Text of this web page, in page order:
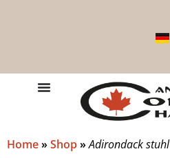
Home»Shop»Adirondack stuhl